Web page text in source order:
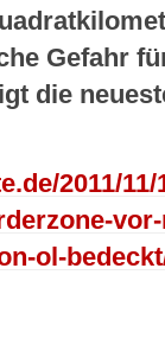
Gefahr
die
2011/
ol-